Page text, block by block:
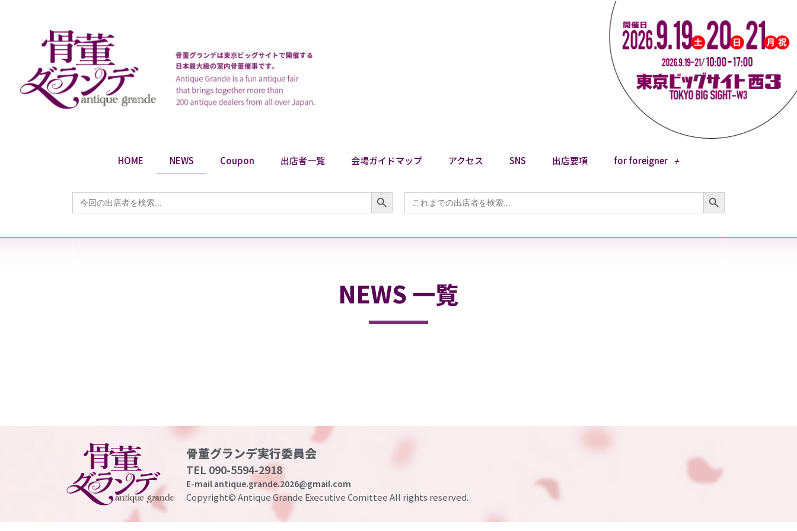
HOME NEWS Coupon 出店者一覧 会場ガイドマップ アクセス SNS 出店要項 for foreigner
Search
for:
Search Button
Search
for:
Search Button
NEWS 一覧
骨董グランデ実行委員会
TEL 090-5594-2918
E-mail antique.grande.2026@gmail.com
Copyright© Antique Grande Executive Comittee All rights reserved.